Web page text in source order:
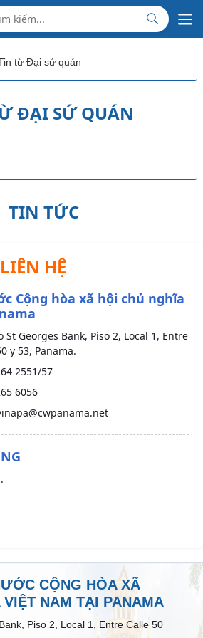
NAM
từ Đại sứ quán
ĐẠI SỨ QUÁN
TIN TỨC
HỆ
Cộng hòa xã hội chủ nghĩa
St Georges Bank, Piso 2, Local 1, Entre
y 53, Panama.
2551/57
6056
CỘNG HÒA XÃ
VIỆT NAM TẠI PANAMA
Piso 2, Local 1, Entre Calle 50